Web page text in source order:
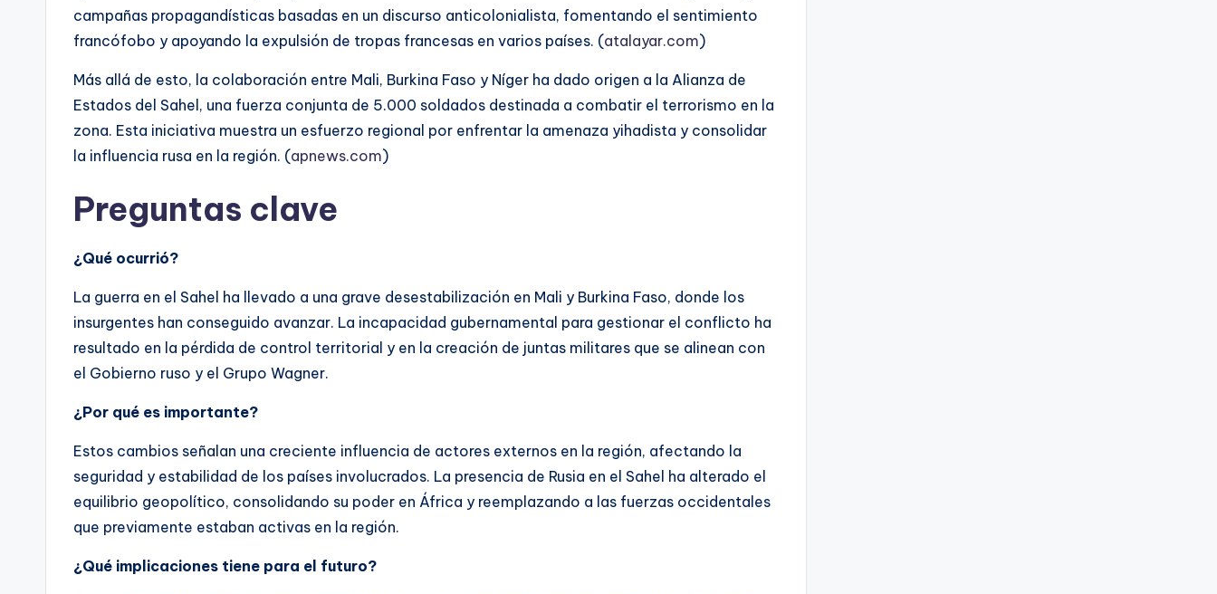
campañas propagandísticas basadas en un discurso anticolonialista, fomentando el sentimiento
francófobo y apoyando la expulsión de tropas francesas en varios países. (atalayar.com)
Más allá de esto, la colaboración entre Mali, Burkina Faso y Níger ha dado origen a la Alianza de
Estados del Sahel, una fuerza conjunta de 5.000 soldados destinada a combatir el terrorismo en la
zona. Esta iniciativa muestra un esfuerzo regional por enfrentar la amenaza yihadista y consolidar
la influencia rusa en la región. (apnews.com)
Preguntas clave
¿Qué ocurrió?
La guerra en el Sahel ha llevado a una grave desestabilización en Mali y Burkina Faso, donde los
insurgentes han conseguido avanzar. La incapacidad gubernamental para gestionar el conflicto ha
resultado en la pérdida de control territorial y en la creación de juntas militares que se alinean con
el Gobierno ruso y el Grupo Wagner.
¿Por qué es importante?
Estos cambios señalan una creciente influencia de actores externos en la región, afectando la
seguridad y estabilidad de los países involucrados. La presencia de Rusia en el Sahel ha alterado el
equilibrio geopolítico, consolidando su poder en África y reemplazando a las fuerzas occidentales
que previamente estaban activas en la región.
¿Qué implicaciones tiene para el futuro?